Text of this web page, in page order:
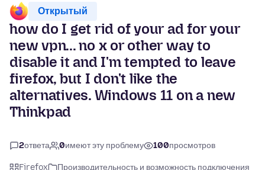
Открытый
how do I get rid of your ad for your
new vpn... no x or other way to
disable it and I'm tempted to leave
firefox, but I don't like the
alternatives. Windows 11 on a new
Thinkpad
2ответа 0имеют эту проблему 100просмотров
Firefox
Производительность и возможность подключения